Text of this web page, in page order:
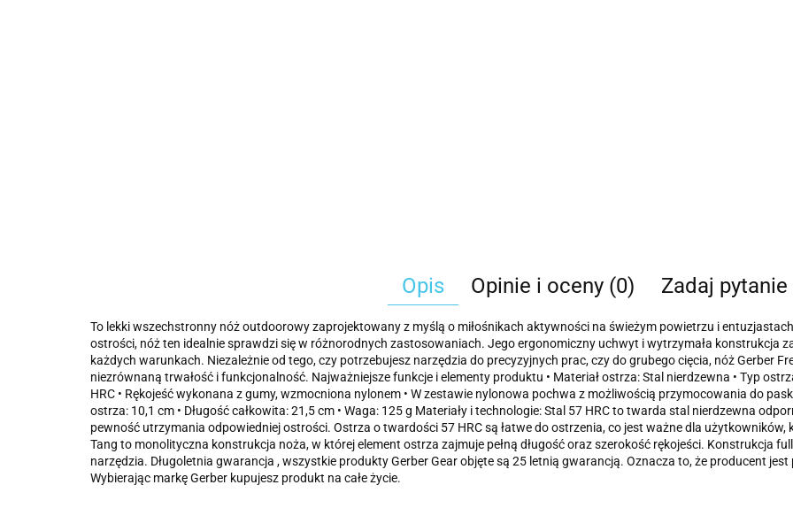
Opis Opinie i oceny (0) Zadaj pytanie
To lekki wszechstronny nóż outdoorowy zaprojektowany z myślą o miłośnikach aktywności na świeżym powietrzu i
ostrości, nóż ten idealnie sprawdzi się w różnorodnych zastosowaniach. Jego ergonomiczny uchwyt i wytrzymała konstrukcja
każdych warunkach. Niezależnie od tego, czy potrzebujesz narzędzia do precyzyjnych prac, czy do grubego cięcia, nóż Gerber
niezrównaną trwałość i funkcjonalność. Najważniejsze funkcje i elementy produktu • Materiał ostrza: Stal nierdzewna • Typ
HRC • Rękojeść wykonana z gumy, wzmocniona nylonem • W zestawie nylonowa pochwa z możliwością przymocowania do
ostrza: 10,1 cm • Długość całkowita: 21,5 cm • Waga: 125 g Materiały i technologie: Stal 57 HRC to twarda stal nierdzewna
pewność utrzymania odpowiedniej ostrości. Ostrza o twardości 57 HRC są łatwe do ostrzenia, co jest ważne dla użytkowników,
Tang to monolityczna konstrukcja noża, w której element ostrza zajmuje pełną długość oraz szerokość rękojeści. Konstrukcja
narzędzia. Długoletnia gwarancja , wszystkie produkty Gerber Gear objęte są 25 letnią gwarancją. Oznacza to, że producent
Wybierając markę Gerber kupujesz produkt na całe życie.